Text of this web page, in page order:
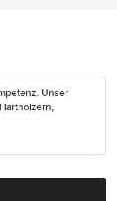
Unser